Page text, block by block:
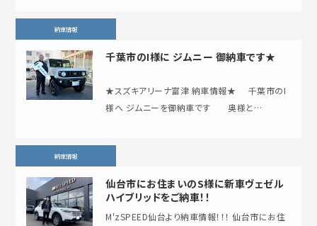
納車情報
千葉市のI様に ジムニー 御納車です★
★スズキアリーナ富津 納車情報★ 千葉市のI
様へ ジムニーを御納車です 奥様と…
納車情報
仙台市にお住まいのS様に新車ヴェゼル
ハイブリッドをご納車！！
M'zSPEED仙台より納車情報！！！ 仙台市にお住